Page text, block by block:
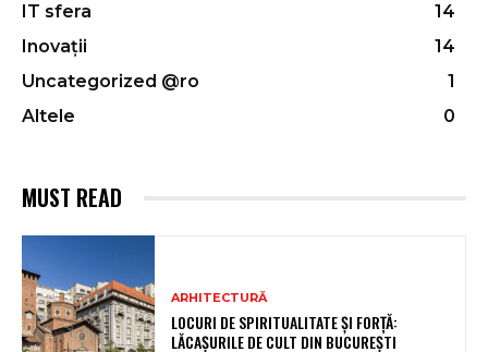
IT sfera
14
Inovații
14
Uncategorized @ro
1
Altele
0
MUST READ
ARHITECTURĂ
LOCURI DE SPIRITUALITATE ȘI FORȚĂ:
LĂCAȘURILE DE CULT DIN BUCUREȘTI